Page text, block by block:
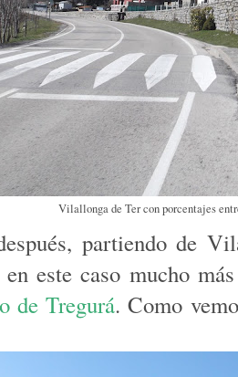
Vilallonga de Ter con porcentajes
partiendo de
este caso mucho
de Tregurá. Como